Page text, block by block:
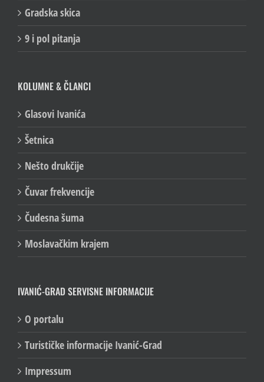
Gradska skica
9 i pol pitanja
KOLUMNE & ČLANCI
Glasovi Ivanića
Šetnica
Nešto drukčije
Čuvar frekvencije
Čudesna šuma
Moslavačkim krajem
IVANIĆ-GRAD SERVISNE INFORMACIJE
O portalu
Turističke informacije Ivanić-Grad
Impressum